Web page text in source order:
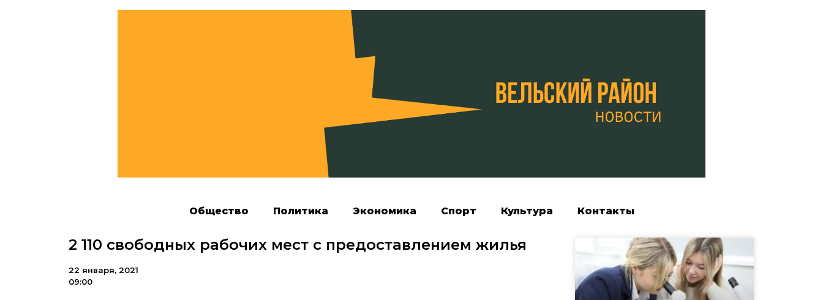
Общество Политика Экономика Спорт Культура Контакты
2 110 свободных рабочих мест с предоставлением жилья
22 января, 2021
09:00